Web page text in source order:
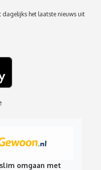
dagelijks het laatste nieuws uit
omgaan met